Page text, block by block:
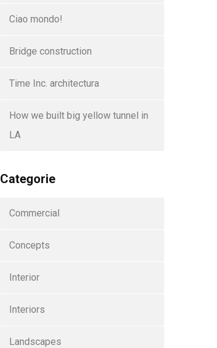
Ciao mondo!
Bridge construction
Time Inc. architectura
How we built big yellow tunnel in
LA
Categorie
Commercial
Concepts
Interior
Interiors
Landscapes